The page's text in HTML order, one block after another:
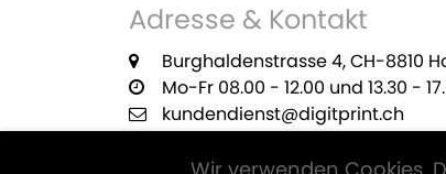
Adresse & Kontakt
Burghaldenstrasse 4, CH-8810
Mo-Fr 08.00 - 12.00 und 13.30 -
kundendienst@digitprint.ch